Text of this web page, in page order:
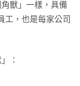
獸」一樣，具備
工，也是每家公司
：